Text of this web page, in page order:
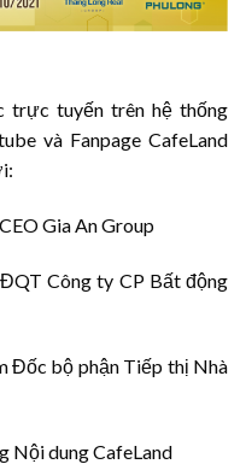
trực tuyến trên hệ thống
và Fanpage CafeLand
Gia An Group
Công ty CP Bất động
Đốc bộ phận Tiếp thị Nhà
Nội dung CafeLand